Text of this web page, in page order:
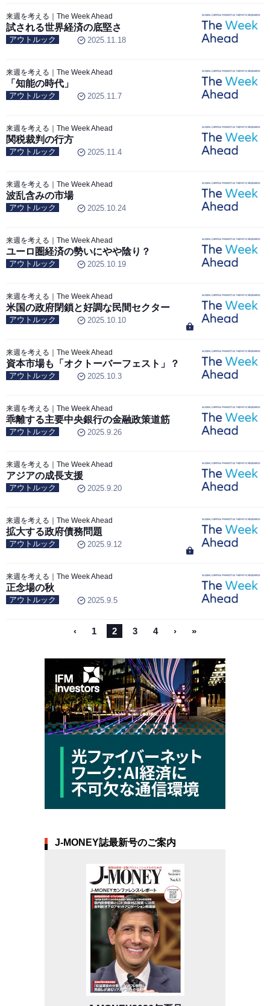
来週を考える｜The Week Ahead
試される世界経済の底堅さ
アウトルック 2025.11.18
来週を考える｜The Week Ahead
「知能の時代」
アウトルック 2025.11.7
来週を考える｜The Week Ahead
関税裁判の行方
アウトルック 2025.11.4
来週を考える｜The Week Ahead
波乱含みの市場
アウトルック 2025.10.24
来週を考える｜The Week Ahead
ユーロ圏経済の勢いにやや陰り？
アウトルック 2025.10.19
来週を考える｜The Week Ahead
米国の政府閉鎖と好調な民間セクター
アウトルック 2025.10.10
来週を考える｜The Week Ahead
資本市場も「オクトーバーフェスト」？
アウトルック 2025.10.3
来週を考える｜The Week Ahead
乖離する主要中央銀行の金融政策道筋
アウトルック 2025.9.26
来週を考える｜The Week Ahead
アジアの成長支援
アウトルック 2025.9.20
来週を考える｜The Week Ahead
拡大する政府債務問題
アウトルック 2025.9.12
来週を考える｜The Week Ahead
正念場の秋
アウトルック 2025.9.5
‹ 1 2 3 4 › »
J-MONEY誌最新号のご案内